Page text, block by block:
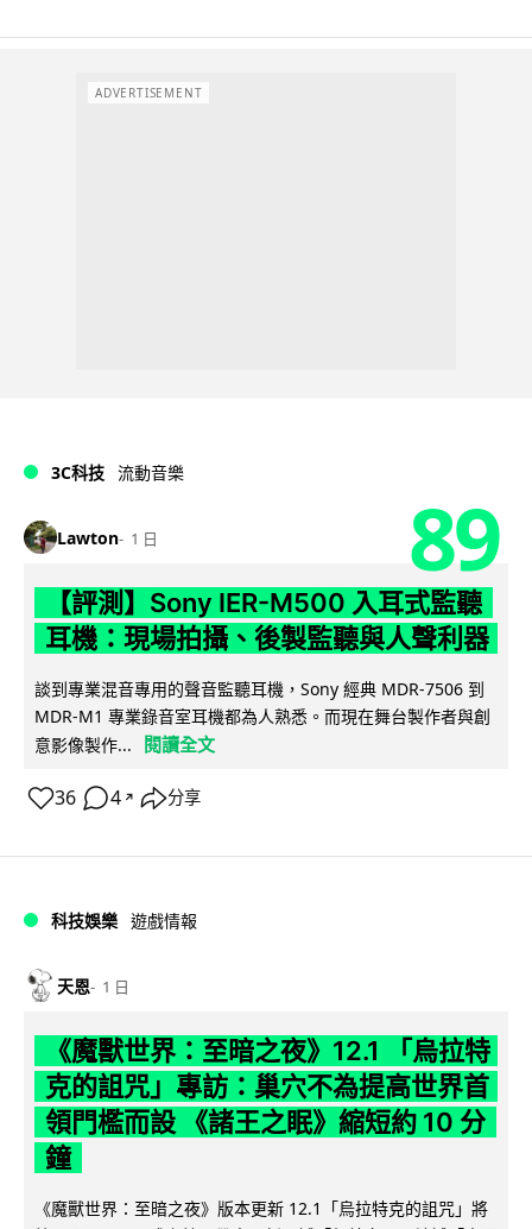
ADVERTISEMENT
3C科技 流動音樂
Lawton 1 日 89
【評測】Sony IER-M500 入耳式監聽
耳機：現場拍攝、後製監聽與人聲利器
談到專業混音專用的聲音監聽耳機，Sony 經典 MDR-7506 到
MDR-M1 專業錄音室耳機都為人熟悉。而現在舞台製作者與創
意影像製作...
閱讀全文
36 4 ↗ 分享
科技娛樂 遊戲情報
天恩 1 日
《魔獸世界：至暗之夜》12.1 「烏拉特
克的詛咒」專訪：巢穴不為提高世界首
領門檻而設 《諸王之眠》縮短約 10 分
鐘
《魔獸世界：至暗之夜》版本更新 12.1「烏拉特克的詛咒」將